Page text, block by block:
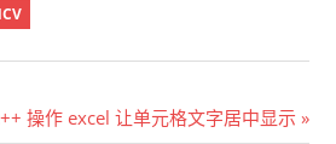
操作 excel 让单元格文字居中显示